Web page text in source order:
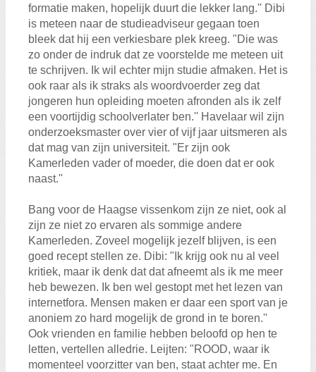
formatie maken, hopelijk duurt die lekker lang.'' Dibi
is meteen naar de studieadviseur gegaan toen
bleek dat hij een verkiesbare plek kreeg. "Die was
zo onder de indruk dat ze voorstelde me meteen uit
te schrijven. Ik wil echter mijn studie afmaken. Het is
ook raar als ik straks als woordvoerder zeg dat
jongeren hun opleiding moeten afronden als ik zelf
een voortijdig schoolverlater ben.'' Havelaar wil zijn
onderzoeksmaster over vier of vijf jaar uitsmeren als
dat mag van zijn universiteit. "Er zijn ook
Kamerleden vader of moeder, die doen dat er ook
naast.''
Bang voor de Haagse vissenkom zijn ze niet, ook al
zijn ze niet zo ervaren als sommige andere
Kamerleden. Zoveel mogelijk jezelf blijven, is een
goed recept stellen ze. Dibi: "Ik krijg ook nu al veel
kritiek, maar ik denk dat dat afneemt als ik me meer
heb bewezen. Ik ben wel gestopt met het lezen van
internetfora. Mensen maken er daar een sport van je
anoniem zo hard mogelijk de grond in te boren.''
Ook vrienden en familie hebben beloofd op hen te
letten, vertellen alledrie. Leijten: "ROOD, waar ik
momenteel voorzitter van ben, staat achter me. En